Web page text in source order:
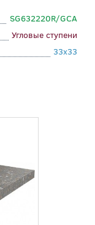
SG632220R/GCA
Угловые ступени
33x33